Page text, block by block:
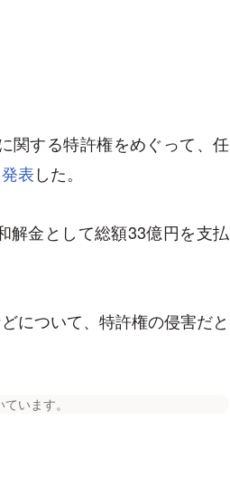
関する特許権をめぐって、任
発表した。
解金として総額33億円を支払
について、特許権の侵害だと
います。